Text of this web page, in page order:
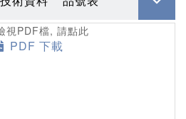
視PDF檔, 請點此
PDF 下載